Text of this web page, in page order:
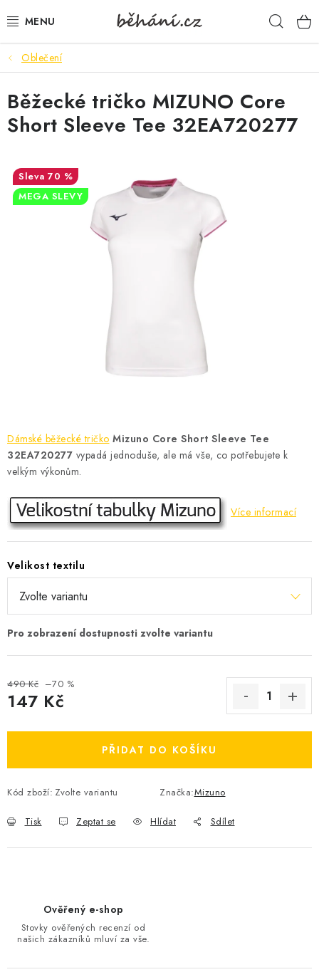
na
BOTY PÁNSKÉ
BOTY DÁMSKÉ
PÁNSKÉ OBLEČENÍ
DÁMSKÉ OBLEČENÍ
DOPLŇKY
DÁRKOVÉ POUKAZY
VÝŽIVA
SPORTY
MEGA SLEVY
NOVINKY
NOVINKY MIZUNO
NOVINKY INOV-8
OBLÍBENÉ DROBNOSTI
ZNAČKY
Ceník dopravy
Moje objednávka
Jak vyměnit nebo vrátit zboží
Jak reklamovat
Ochrana osobních údajů
Zásady používání souborů cookies
Kontakt
Oblečení
Dámské běžecké tričko Mizuno Core Short Sleeve Tee
32EA720277 vypadá jednoduše, ale má vše, co potřebujete k
velkým výkonům.
Více informací
Velikost textilu
490 Kč –70 %
147 Kč
PŘIDAT DO KOŠÍKU
Kód zboží: Zvolte variantu Značka:Mizuno
Tisk Zeptat se Hlídat Sdílet
Běžecké tričko MIZUNO Core
Short Sleeve Tee 32EA720277
70 %
MEGA SLEVY
Ověřený e-shop
Stovky ověřených recenzí od
našich zákazníků mluví za vše.